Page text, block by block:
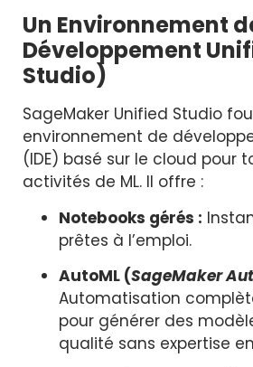
Un Environnement
Développement
Studio)
SageMaker Unified Studio
environnement de
(IDE) basé sur le cloud pour
activités de ML. Il offre :
Notebooks gérés :
prêtes à l’emploi.
AutoML (SageMaker
Automatisation
pour générer des
qualité sans expertise